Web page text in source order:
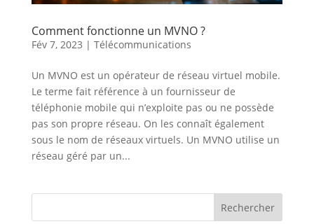
Comment fonctionne un MVNO ?
Fév 7, 2023 | Télécommunications
Un MVNO est un opérateur de réseau virtuel mobile.
Le terme fait référence à un fournisseur de
téléphonie mobile qui n’exploite pas ou ne possède
pas son propre réseau. On les connaît également
sous le nom de réseaux virtuels. Un MVNO utilise un
réseau géré par un...
Rechercher